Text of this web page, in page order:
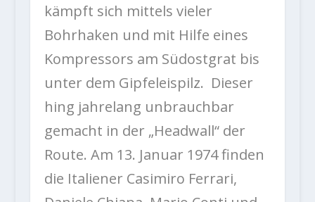
kämpft sich mittels vieler
Bohrhaken und mit Hilfe eines
Kompressors am Südostgrat bis
unter dem Gipfeleispilz. Dieser
hing jahrelang unbrauchbar
gemacht in der „Headwall“ der
Route. Am 13. Januar 1974 finden
die Italiener Casimiro Ferrari,